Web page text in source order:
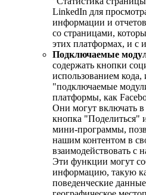
LinkedIn для
информации и
со страницами,
этих платформах, и с
Подключаемые
содержать кнопки
использованием кода,
"подключаемые
платформы, как
Они могут включать в
кнопка "Поделиться"
мини-программы,
нашим контентом в
взаимодействовать с
Эти функции могут
информацию, такую
поведенческие